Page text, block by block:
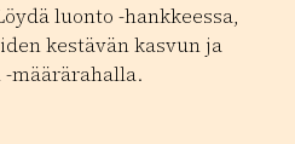
luonto -hankkeessa,
kestävän kasvun ja
määrärahalla.